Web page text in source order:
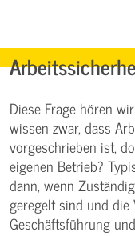
Diese Frage hören
wissen zwar, dass
vorgeschrieben ist,
eigenen Betrieb?
dann, wenn
geregelt sind und die
Geschäftsführung